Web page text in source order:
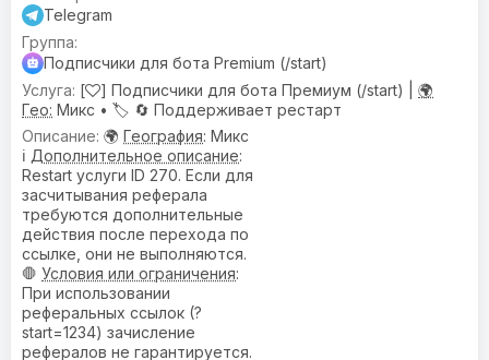
Telegram
Подписчики для бота Premium (/start)
[
] Подписчики для бота Премиум (/start) | 🌍
Гео: Микс • 🏷️ 🔄 Поддерживает рестарт
🌍 География: Микс
ℹ️ Дополнительное описание:
Restart услуги ID 270. Если для
засчитывания реферала
требуются дополнительные
действия после перехода по
ссылке, они не выполняются.
🛑 Условия или ограничения:
При использовании
реферальных ссылок (?
start=1234) зачисление
рефералов не гарантируется.